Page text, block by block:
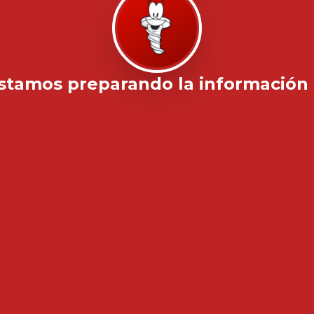
preparando la información